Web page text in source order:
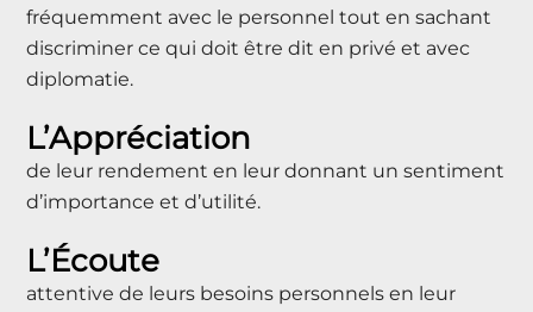
fréquemment avec le personnel tout en sachant
discriminer ce qui doit être dit en privé et avec
diplomatie.
L’Appréciation
de leur rendement en leur donnant un sentiment
d’importance et d’utilité.
L’Écoute
attentive de leurs besoins personnels en leur